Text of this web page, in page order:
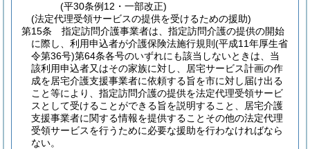
(平30条例12・一部改正)
(法定代理受領サービスの提供を受けるための援助)
第15条
指定訪問介護事業者は、指定訪問介護の提供の開始
に際し、利用申込者が介護保険法施行規則 (平成11年厚生省
令第36号)第64条各号のいずれにも該当しないときは、当
該利用申込者又はその家族に対し、居宅サービス計画の作
成を居宅介護支援事業者に依頼する旨を市に対し届け出る
こと等により、指定訪問介護の提供を法定代理受領サービ
スとして受けることができる旨を説明すること、居宅介護
支援事業者に関する情報を提供することその他の法定代理
受領サービスを行うために必要な援助を行わなければなら
ない。